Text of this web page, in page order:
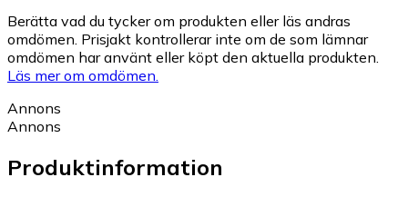
Berätta vad du tycker om produkten eller läs andras
omdömen. Prisjakt kontrollerar inte om de som lämnar
omdömen har använt eller köpt den aktuella produkten.
Läs mer om omdömen.
Annons
Annons
Produktinformation